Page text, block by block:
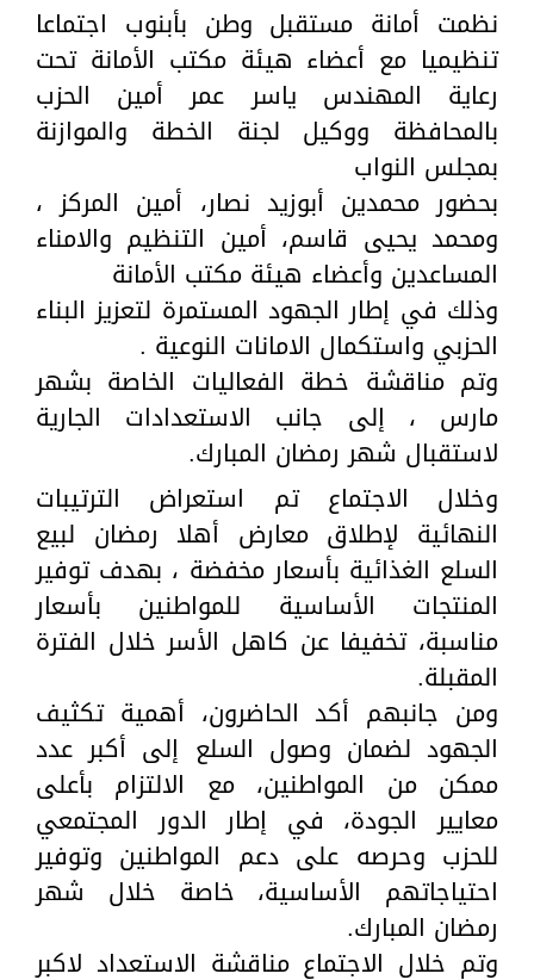
نظمت أمانة مستقبل وطن بأبنوب اجتماعا
تنظيميا مع أعضاء هيئة مكتب الأمانة تحت
رعاية المهندس ياسر عمر أمين الحزب
بالمحافظة ووكيل لجنة الخطة والموازنة
بمجلس النواب
بحضور محمدين أبوزيد نصار، أمين المركز ،
ومحمد يحيى قاسم، أمين التنظيم والامناء
المساعدين وأعضاء هيئة مكتب الأمانة
وذلك في إطار الجهود المستمرة لتعزيز البناء
الحزبي واستكمال الامانات النوعية .
وتم مناقشة خطة الفعاليات الخاصة بشهر
مارس ، إلى جانب الاستعدادات الجارية
لاستقبال شهر رمضان المبارك.
وخلال الاجتماع تم استعراض الترتيبات
النهائية لإطلاق معارض أهلا رمضان لبيع
السلع الغذائية بأسعار مخفضة ، بهدف توفير
المنتجات الأساسية للمواطنين بأسعار
مناسبة، تخفيفا عن كاهل الأسر خلال الفترة
المقبلة.
ومن جانبهم أكد الحاضرون، أهمية تكثيف
الجهود لضمان وصول السلع إلى أكبر عدد
ممكن من المواطنين، مع الالتزام بأعلى
معايير الجودة، في إطار الدور المجتمعي
للحزب وحرصه على دعم المواطنين وتوفير
احتياجاتهم الأساسية، خاصة خلال شهر
رمضان المبارك.
وتم خلال الاجتماع مناقشة الاستعداد لاكبر